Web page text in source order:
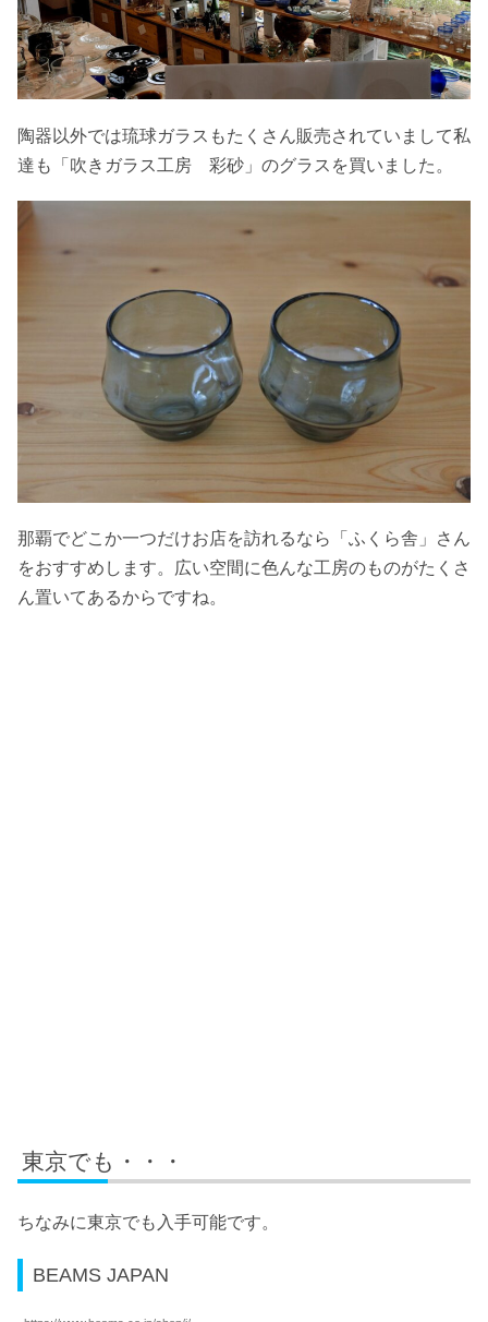
陶器以外では琉球ガラスもたくさん販売されていまして私
達も「吹きガラス工房 彩砂」のグラスを買いました。
那覇でどこか一つだけお店を訪れるなら「ふくら舎」さん
をおすすめします。広い空間に色んな工房のものがたくさ
ん置いてあるからですね。
東京でも・・・
ちなみに東京でも入手可能です。
BEAMS JAPAN